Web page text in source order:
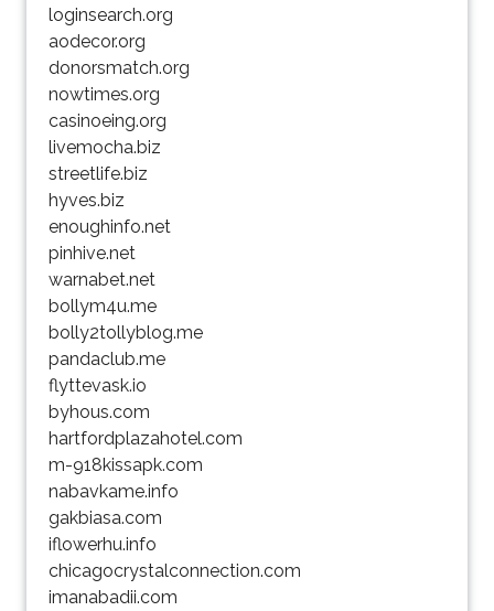
loginsearch.org
aodecor.org
donorsmatch.org
nowtimes.org
casinoeing.org
livemocha.biz
streetlife.biz
hyves.biz
enoughinfo.net
pinhive.net
warnabet.net
bollym4u.me
bolly2tollyblog.me
pandaclub.me
flyttevask.io
byhous.com
hartfordplazahotel.com
m-918kissapk.com
nabavkame.info
gakbiasa.com
iflowerhu.info
chicagocrystalconnection.com
imanabadii.com